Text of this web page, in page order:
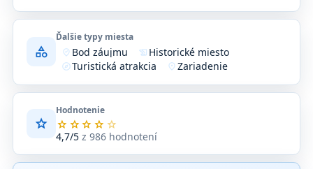
category
Ďalšie typy miesta
where_to_vote Bod záujmu history_edu Historické miesto
exploreTuristická atrakcia location_onZariadenie
star
Hodnotenie
star star star star star
4,7/5z 986 hodnotení
Priemerné
hodnotenie
z